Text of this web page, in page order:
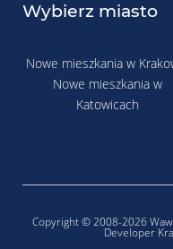
Wybierz miasto
Nowe mieszkania w
Nowe mieszkania w
Katowicach
Copyright © 2008-2026
Developer